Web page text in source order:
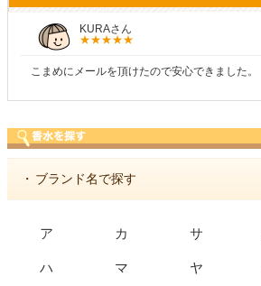
KURAさん
こまめにメールを頂けたので安心できました。
・ ブランド名で探す
ア カ サ
ハ マ ヤ